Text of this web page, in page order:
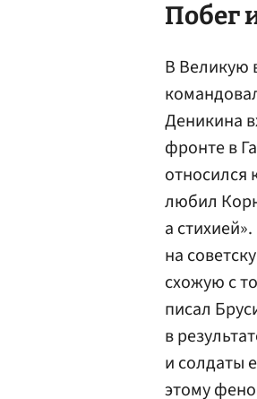
Побег
В Великую
Деникина
фронте в
относился
любил
а
на
схожую с
писал
в
и солдаты
этому